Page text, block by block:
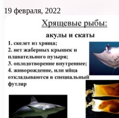
19 февраля, 2022